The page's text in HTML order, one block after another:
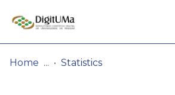
Log
In(current)
Home Statistics